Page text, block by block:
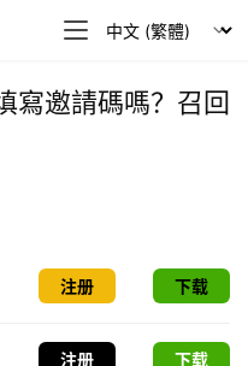
寫邀請碼嗎？召回
注册 下载
注册 下载